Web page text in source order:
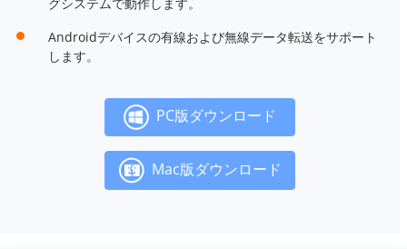
Androidデバイスの有線および無線データ転送をサポート
します。
PC版ダウンロード
Mac版ダウンロード